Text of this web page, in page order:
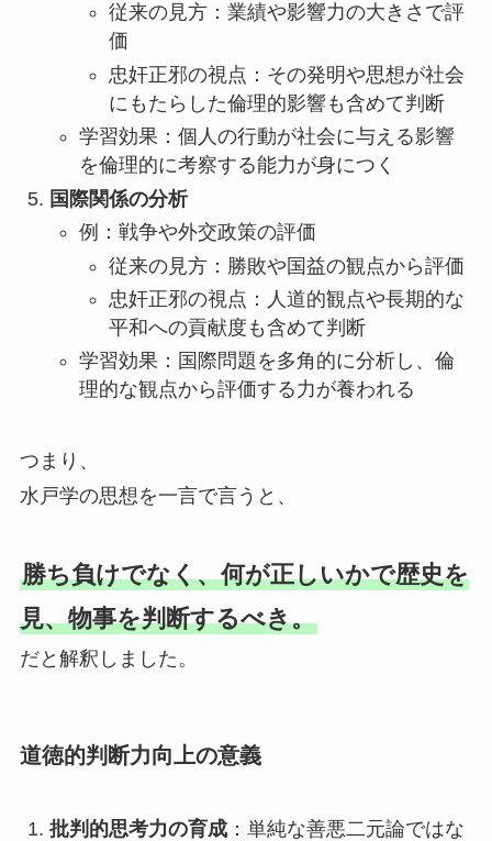
従来の見方：業績や影響力の大きさで評
価
忠奸正邪の視点：その発明や思想が社会
にもたらした倫理的影響も含めて判断
学習効果：個人の行動が社会に与える影響
を倫理的に考察する能力が身につく
国際関係の分析
例：戦争や外交政策の評価
従来の見方：勝敗や国益の観点から評価
忠奸正邪の視点：人道的観点や長期的な
平和への貢献度も含めて判断
学習効果：国際問題を多角的に分析し、倫
理的な観点から評価する力が養われる
つまり、
水戸学の思想を一言で言うと、
勝ち負けでなく、何が正しいかで歴史を
見、物事を判断するべき。
だと解釈しました。
道徳的判断力向上の意義
批判的思考力の育成：単純な善悪二元論ではな